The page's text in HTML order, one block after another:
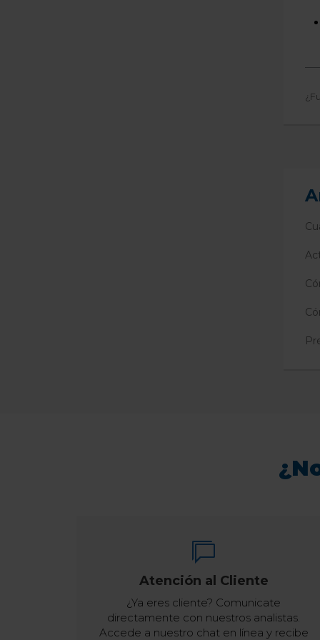
Atención al Cliente
¿Ya eres cliente? Comunicate
directamente con nuestros analistas.
Accede a nuestro chat en línea y recibe